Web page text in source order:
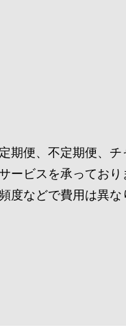
期便、不定期便、チ
ービスを承っており
度などで費用は異な